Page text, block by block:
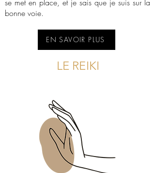
se met en place, et je sais que je suis sur la
bonne voie.
EN SAVOIR PLUS
LE REIKI